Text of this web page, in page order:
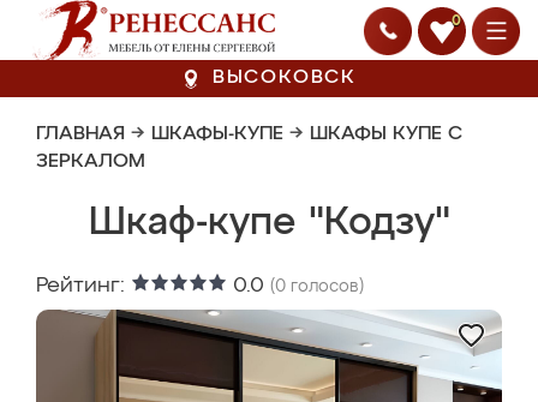
0
ВЫСОКОВСК
ГЛАВНАЯ → ШКАФЫ-КУПЕ → ШКАФЫ КУПЕ С
ЗЕРКАЛОМ
Шкаф-купе "Кодзу"
Рейтинг: 0.0 (0 голосов)